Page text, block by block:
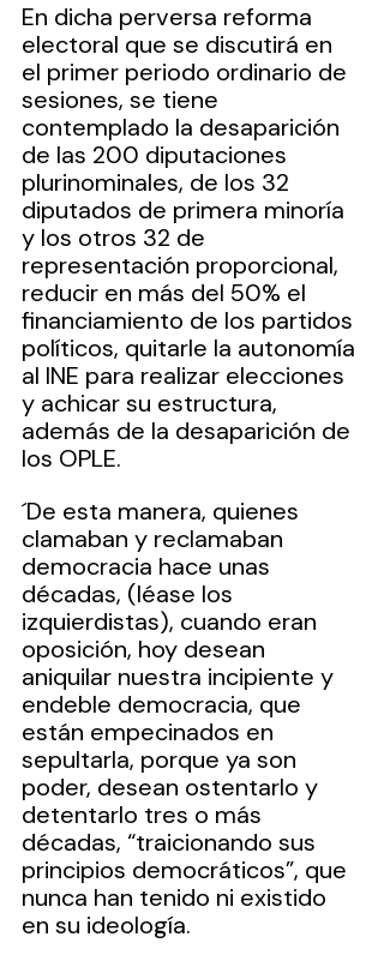
En dicha perversa reforma
electoral que se discutirá en
el primer periodo ordinario de
sesiones, se tiene
contemplado la desaparición
de las 200 diputaciones
plurinominales, de los 32
diputados de primera minoría
y los otros 32 de
representación proporcional,
reducir en más del 50% el
financiamiento de los partidos
políticos, quitarle la autonomía
al INE para realizar elecciones
y achicar su estructura,
además de la desaparición de
los OPLE.
´De esta manera, quienes
clamaban y reclamaban
democracia hace unas
décadas, (léase los
izquierdistas), cuando eran
oposición, hoy desean
aniquilar nuestra incipiente y
endeble democracia, que
están empecinados en
sepultarla, porque ya son
poder, desean ostentarlo y
detentarlo tres o más
décadas, “traicionando sus
principios democráticos”, que
nunca han tenido ni existido
en su ideología.